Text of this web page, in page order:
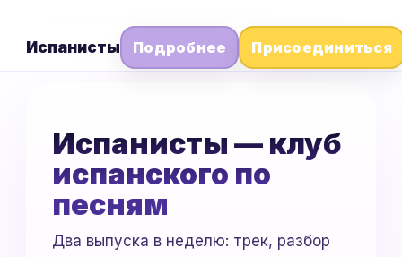
— Al norte — Paris — Volverte a ver —
Испанисты Подробнее Присоединиться
Испанисты — клуб
испанского по
песням
Два выпуска в неделю: трек, разбор